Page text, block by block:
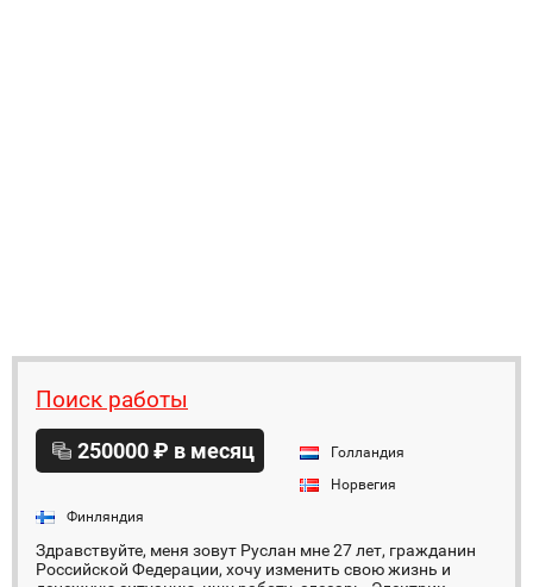
Поиск работы
250000 ₽ в месяц
Голландия
Норвегия
Финляндия
Здравствуйте, меня зовут Руслан мне 27 лет, гражданин
Российской Федерации, хочу изменить свою жизнь и